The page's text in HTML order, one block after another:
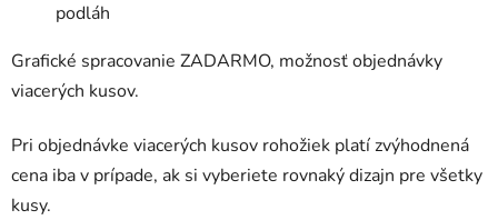
podláh
Grafické spracovanie ZADARMO, možnosť objednávky
viacerých kusov.
Pri objednávke viacerých kusov rohožiek platí zvýhodnená
cena iba v prípade, ak si vyberiete rovnaký dizajn pre všetky
kusy.